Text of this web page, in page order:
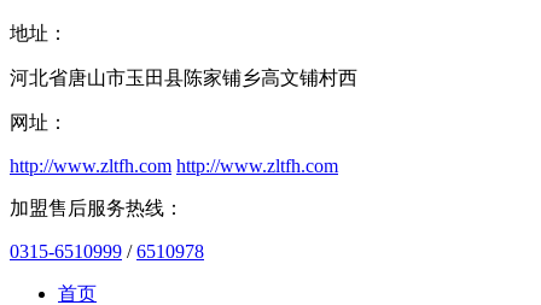
地址：
河北省唐山市玉田县陈家铺乡高文铺村西
网址：
http://www.zltfh.com http://www.zltfh.com
加盟售后服务热线：
0315-6510999 /6510978
首页